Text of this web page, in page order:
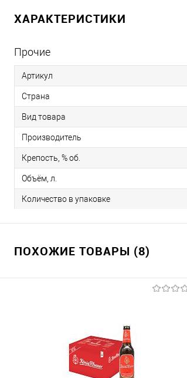
ХАРАКТЕРИСТИКИ
Прочие
Артикул
Страна
Вид товара
Производитель
Крепость, % об.
Объём, л.
Количество в упаковке
ПОХОЖИЕ ТОВАРЫ (8)